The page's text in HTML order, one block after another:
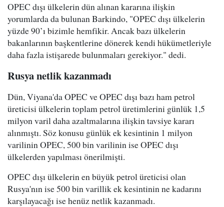
OPEC dışı ülkelerin dün alınan kararına ilişkin
yorumlarda da bulunan Barkindo, "OPEC dışı ülkelerin
yüzde 90’ı bizimle hemfikir. Ancak bazı ülkelerin
bakanlarının başkentlerine dönerek kendi hükümetleriyle
daha fazla istişarede bulunmaları gerekiyor." dedi.
Rusya netlik kazanmadı
Dün, Viyana'da OPEC ve OPEC dışı bazı ham petrol
üreticisi ülkelerin toplam petrol üretimlerini günlük 1,5
milyon varil daha azaltmalarına ilişkin tavsiye kararı
alınmıştı. Söz konusu günlük ek kesintinin 1 milyon
varilinin OPEC, 500 bin varilinin ise OPEC dışı
ülkelerden yapılması önerilmişti.
OPEC dışı ülkelerin en büyük petrol üreticisi olan
Rusya'nın ise 500 bin varillik ek kesintinin ne kadarını
karşılayacağı ise henüz netlik kazanmadı.